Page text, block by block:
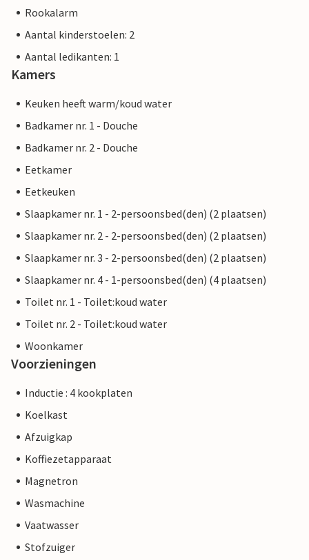
Rookalarm
Aantal kinderstoelen: 2
Aantal ledikanten: 1
Kamers
Keuken heeft warm/koud water
Badkamer nr. 1 - Douche
Badkamer nr. 2 - Douche
Eetkamer
Eetkeuken
Slaapkamer nr. 1 - 2-persoonsbed(den) (2 plaatsen)
Slaapkamer nr. 2 - 2-persoonsbed(den) (2 plaatsen)
Slaapkamer nr. 3 - 2-persoonsbed(den) (2 plaatsen)
Slaapkamer nr. 4 - 1-persoonsbed(den) (4 plaatsen)
Toilet nr. 1 - Toilet:koud water
Toilet nr. 2 - Toilet:koud water
Woonkamer
Voorzieningen
Inductie : 4 kookplaten
Koelkast
Afzuigkap
Koffiezetapparaat
Magnetron
Wasmachine
Vaatwasser
Stofzuiger